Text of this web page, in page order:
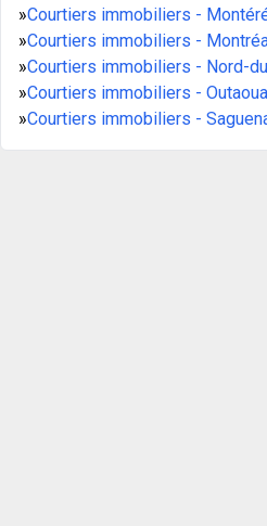
»Courtiers immobiliers -
»Courtiers immobiliers -
»Courtiers immobiliers - Nord-
»Courtiers immobiliers -
»Courtiers immobiliers -